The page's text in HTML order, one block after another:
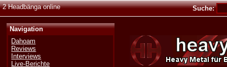
2 Headbänga online Suche:
Navigation
Dahoam
Reviews
Interviews
Live-Berichte